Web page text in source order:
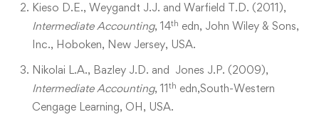
Kieso D.E., Weygandt J.J. and Warfield T.D. (2011),
Intermediate Accounting, 14th edn, John Wiley & Sons,
Inc., Hoboken, New Jersey, USA.
Nikolai L.A., Bazley J.D. and Jones J.P. (2009),
Intermediate Accounting, 11th edn,South-Western
Cengage Learning, OH, USA.